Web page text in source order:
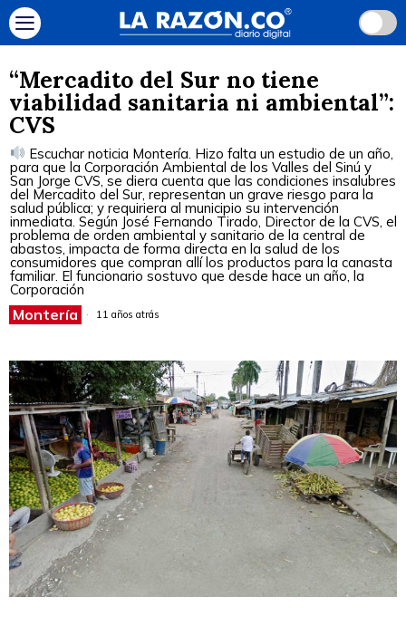
“Mercadito del Sur no tiene
viabilidad sanitaria ni ambiental”:
CVS
Escuchar noticia Montería. Hizo falta un estudio de un año,
para que la Corporación Ambiental de los Valles del Sinú y
San Jorge CVS, se diera cuenta que las condiciones insalubres
del Mercadito del Sur, representan un grave riesgo para la
salud pública; y requiriera al municipio su intervención
inmediata. Según José Fernando Tirado, Director de la CVS, el
problema de orden ambiental y sanitario de la central de
abastos, impacta de forma directa en la salud de los
consumidores que compran allí los productos para la canasta
familiar. El funcionario sostuvo que desde hace un año, la
Corporación
Montería 11 años atrás